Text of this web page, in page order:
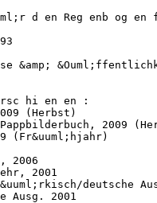
d en Reg enb og
&amp;
hi en en :
(Herbst)
2009
(Fr&uuml;hjahr)
2006
2001
deutsche
Ausg. 2001